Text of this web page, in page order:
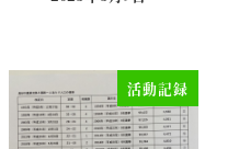
投稿日
活動記録